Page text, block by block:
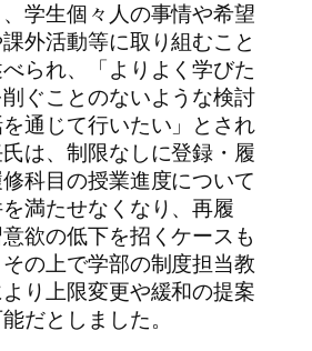
学生個々人の事情や希望
外活動等に取り組むこと
られ、「よりよく学びた
ぐことのないような検討
通じて行いたい」とされ
は、制限なしに登録・履
科目の授業進度について
満たせなくなり、再履
欲の低下を招くケースも
の上で学部の制度担当教
り上限変更や緩和の提案
だとしました。